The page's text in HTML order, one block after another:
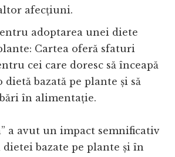
afecțiuni.
adoptarea unei diete
Cartea oferă sfaturi
cei care doresc să înceapă
dietă bazată pe plante și să
în alimentație.
a avut un impact semnificativ
bazate pe plante și în